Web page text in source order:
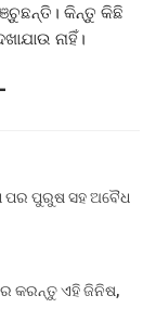
କିନ୍ତୁ କିଛି
ନାହିଁ।
ପର ପୁରୁଷ ସହ ଅବୈଧ
କରନ୍ତୁ ଏହି ଜିନିଷ,